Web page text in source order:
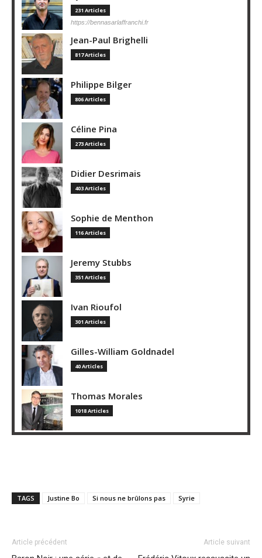
231 Articles
https://bennasarlaffranchi.fr
Jean-Paul Brighelli
817 Articles
Philippe Bilger
806 Articles
Céline Pina
273 Articles
Didier Desrimais
403 Articles
Sophie de Menthon
116 Articles
Jeremy Stubbs
351 Articles
Ivan Rioufol
301 Articles
Gilles-William Goldnadel
40 Articles
Thomas Morales
1018 Articles
TAGS Justine Bo Si nous ne brûlons pas Syrie
Article précédent Article suivant